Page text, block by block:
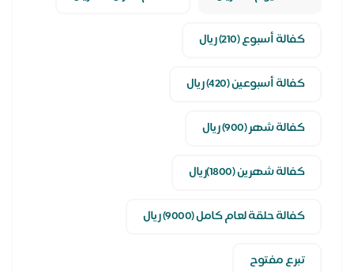
كفالة أسبوع (210) ريال
كفالة أسبوعين (420) ريال
كفالة شهر (900) ريال
كفالة شهرين (1800)ريال
كفالة حلقة لعام كامل (9000) ريال
تبرع مفتوح